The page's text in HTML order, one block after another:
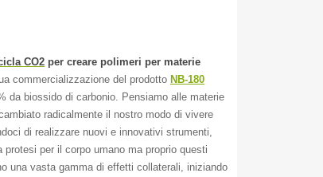
CO2 per creare polimeri per materie
commercializzazione del prodotto NB-180
da biossido di carbonio. Pensiamo alle materie
radicalmente il nostro modo di vivere
di realizzare nuovi e innovativi strumenti,
per il corpo umano ma proprio questi
una vasta gamma di effetti collaterali, iniziando